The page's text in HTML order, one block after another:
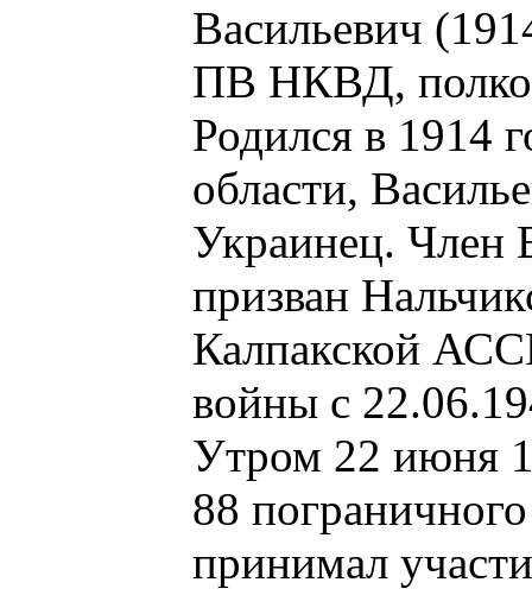
Васильевич
ПВ НКВД,
Родился в 1914
области,
Украинец.
призван
Калпакской
войны с
Утром 22 июня
88
принимал